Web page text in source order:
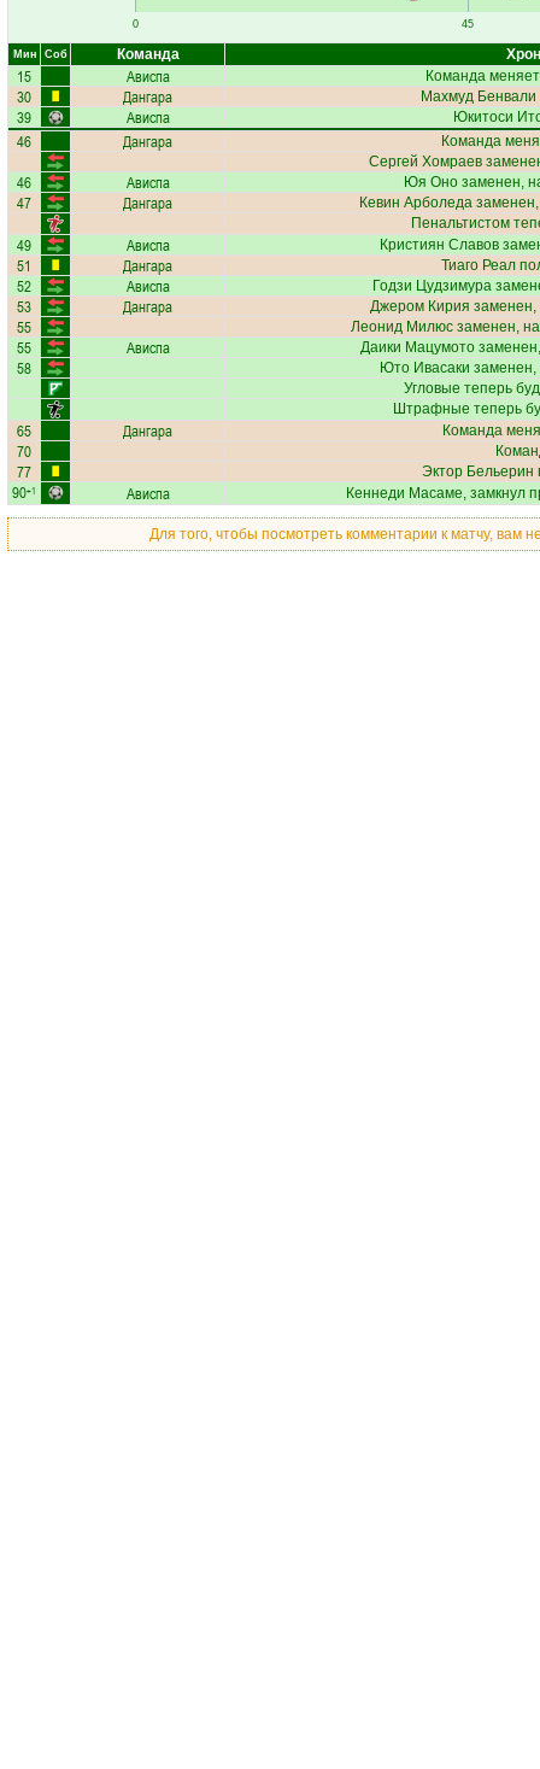
0 45
Мин Соб Команда
15 Ависпа Команда
30 Дангара Махмуд Бенвали
39 Ависпа Юкитоси
46 Дангара
Команда
Сергей Хомраев
46 Ависпа Юя Оно заменен,
47 Дангара Кевин Арболеда
Пенальтистом
49 Ависпа Кристиян Славов
51 Дангара Тиаго Реал
52 Ависпа Годзи Цудзимура
53 Дангара Джером Кирия
55 Леонид Милюс заменен,
55 Ависпа Даики Мацумото
58 Юто Ивасаки
Угловые теперь
Штрафные теперь
65 Дангара Команда
70
77 Эктор Бельерин
90+1 Ависпа Кеннеди Масаме, замкнул
Для того, чтобы посмотреть комментарии к матчу, вам